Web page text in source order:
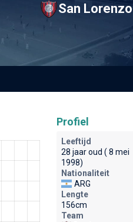
San Lorenzo
Profiel
Leeftijd
28 jaar oud ( 8 mei
1998)
Nationaliteit
ARG
Lengte
156cm
Team